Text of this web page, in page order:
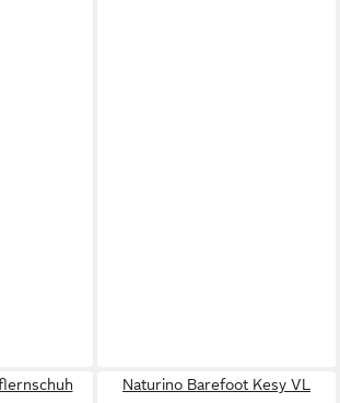
Naturino Barefoot Kesy VL